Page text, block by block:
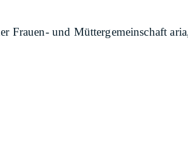
Frauen- und Müttergemeinschaft